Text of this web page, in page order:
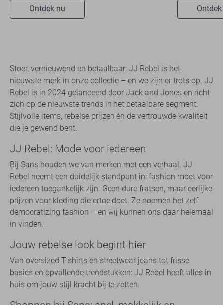
Ontdek nu
Stoer, vernieuwend en betaalbaar: JJ Rebel is het
nieuwste merk in onze collectie – en we zijn er trots op. JJ
Rebel is in 2024 gelanceerd door Jack and Jones en richt
zich op de nieuwste trends in het betaalbare segment.
Stijlvolle items, rebelse prijzen én de vertrouwde kwaliteit
die je gewend bent.
JJ Rebel: Mode voor iedereen
Bij Sans houden we van merken met een verhaal. JJ
Rebel neemt een duidelijk standpunt in: fashion moet voor
iedereen toegankelijk zijn. Geen dure fratsen, maar eerlijke
prijzen voor kleding die ertoe doet. Ze noemen het zelf:
democratizing fashion – en wij kunnen ons daar helemaal
in vinden.
Jouw rebelse look begint hier
Van oversized T-shirts en streetwear jeans tot frisse
basics en opvallende trendstukken: JJ Rebel heeft alles in
huis om jouw stijl kracht bij te zetten.